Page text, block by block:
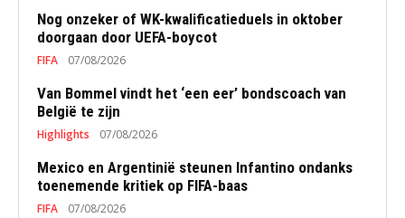
Nog onzeker of WK-kwalificatieduels in oktober
doorgaan door UEFA-boycot
FIFA 07/08/2026
Van Bommel vindt het ‘een eer’ bondscoach van
België te zijn
Highlights 07/08/2026
Mexico en Argentinië steunen Infantino ondanks
toenemende kritiek op FIFA-baas
FIFA 07/08/2026